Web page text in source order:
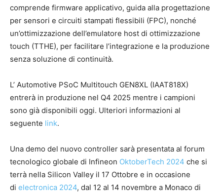
comprende firmware applicativo, guida alla progettazione
per sensori e circuiti stampati flessibili (FPC), nonché
un’ottimizzazione dell’emulatore host di ottimizzazione
touch (TTHE), per facilitare l’integrazione e la produzione
senza soluzione di continuità.
L’ Automotive PSoC Multitouch GEN8XL (IAAT818X)
entrerà in produzione nel Q4 2025 mentre i campioni
sono già disponibili oggi. Ulteriori informazioni al
seguente link.
Una demo del nuovo controller sarà presentata al forum
tecnologico globale di Infineon OktoberTech 2024 che si
terrà nella Silicon Valley il 17 Ottobre e in occasione
di electronica 2024, dal 12 al 14 novembre a Monaco di